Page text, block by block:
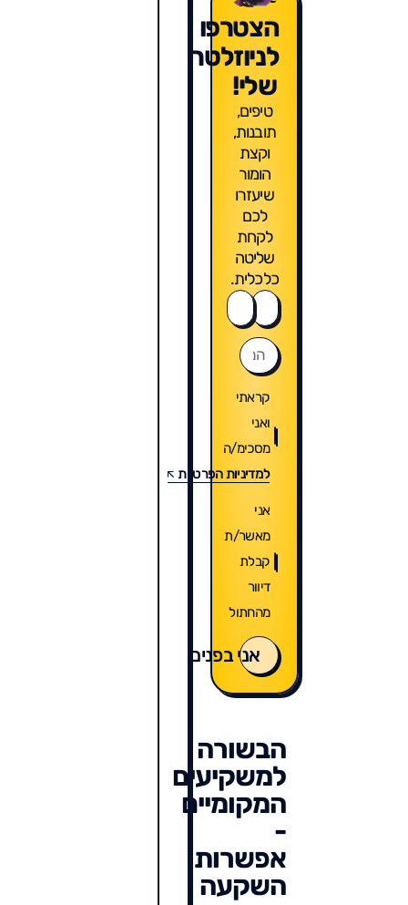
הצטרפו
לניוזלטר
שלי!
טיפים,
תובנות,
וקצת
הומור
שיעזרו
לכם
לקחת
שליטה
כלכלית.
קראתי
ואני
מסכימ/ה
למדיניות הפרטיות
אני
מאשר/ת
קבלת
דיוור
מהחתול
אני בפנים
הבשורה
למשקיעים
המקומיים
-
אפשרות
השקעה